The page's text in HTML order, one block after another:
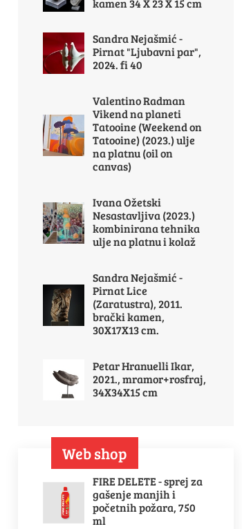
Sandra Nejašmić -
Pirnat "Ljubavni par",
2024. fi 40
Valentino Radman
Vikend na planeti
Tatooine (Weekend on
Tatooine) (2023.) ulje
na platnu (oil on
canvas)
Ivana Ožetski
Nesastavljiva (2023.)
kombinirana tehnika
ulje na platnu i kolaž
Sandra Nejašmić -
Pirnat Lice
(Zaratustra), 2011.
brački kamen,
30X17X13 cm.
Petar Hranuelli Ikar,
2021., mramor+rosfraj,
34X34X15 cm
Web shop
FIRE DELETE - sprej za
gašenje manjih i
početnih požara, 750
ml